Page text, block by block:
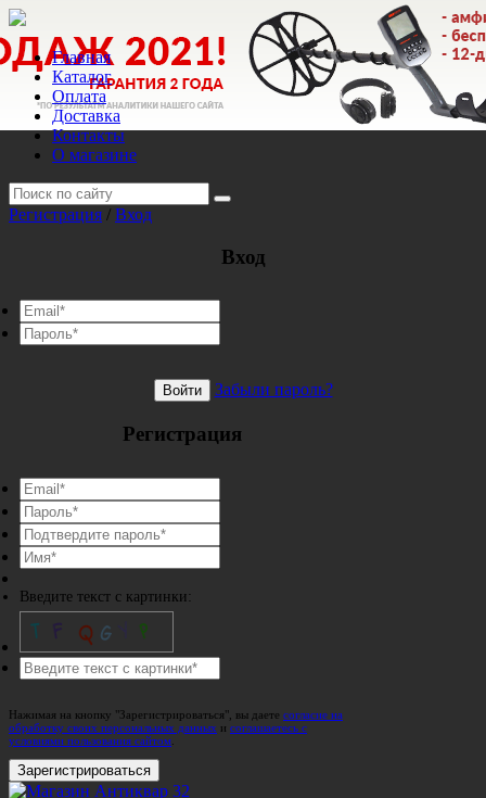
Главная
Каталог
Оплата
Доставка
Контакты
О магазине
Регистрация / Вход
Вход
Войти Забыли пароль?
Регистрация
Введите текст с картинки:
Нажимая на кнопку "Зарегистрироваться", вы даете согласие на
обработку своих персональных данных и соглашаетесь с
условиями пользования сайтом
Зарегистрироваться